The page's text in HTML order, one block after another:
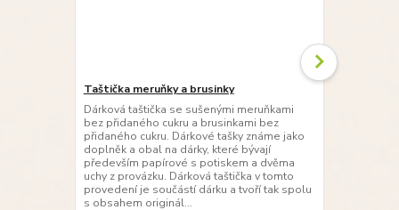
Taštička meruňky a brusinky
Dárková taštička se sušenými meruňkami
bez přidaného cukru a brusinkami bez
přidaného cukru. Dárkové tašky známe jako
doplněk a obal na dárky, které bývají
především papírové s potiskem a dvěma
uchy z provázku. Dárková taštička v tomto
provedení je součástí dárku a tvoří tak spolu
s obsahem originál...